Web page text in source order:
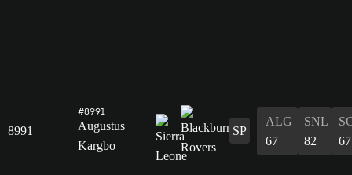
8991
#8991
Augustus
Kargbo
SP
ALG
67
SNL
82
67